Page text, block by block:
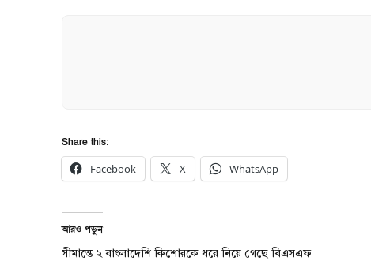
Share this:
Facebook X WhatsApp
আরও পড়ুন
সীমান্তে ২ বাংলাদেশি কিশোরকে ধরে নিয়ে গেছে বিএসএফ